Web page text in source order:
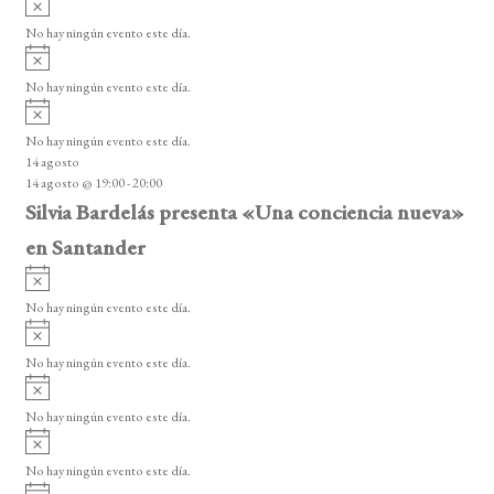
n
t
o
s
o
v
i
o
No hay ningún evento este día.
A
v
i
o
No hay ningún evento este día.
A
v
i
s
o
No hay ningún evento este día.
14 agosto
14 agosto @ 19:00-20:00
Silvia Bardelás presenta «Una conciencia nueva»
en Santander
A
v
i
o
No hay ningún evento este día.
A
v
i
o
No hay ningún evento este día.
A
v
i
o
No hay ningún evento este día.
A
v
i
No hay ningún evento este día.
A